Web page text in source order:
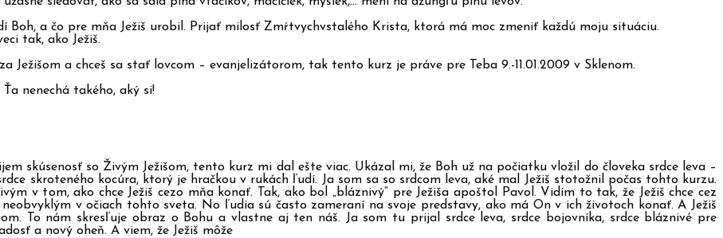
a čo pre mňa Ježiš urobil. Prijať milosť Zmŕtvychvstalého Krista, ktorá má moc zmeniť každú moju situáciu.
tak, ako Ježiš.
Ježišom a chceš sa stať lovcom – evanjelizátorom, tak tento kurz je práve pre Teba 9.-11.01.2009 v Sklenom.
nenechá takého, aký si!
skúsenosť so Živým Ježišom, tento kurz mi dal ešte viac. Ukázal mi, že Boh už na počiatku vložil do človeka srdce leva –
skroteného kocúra, ktorý je hračkou v rukách ľudí. Ja som sa so srdcom leva, aké mal Ježiš stotožnil počas tohto kurzu.
v tom, ako chce Ježiš cezo mňa konať. Tak, ako bol „bláznivý“ pre Ježiša apoštol Pavol. Vidím to tak, že Ježiš chce cez
v očiach tohto sveta. No ľudia sú často zameraní na svoje predstavy, ako má On v ich životoch konať. A Ježiš
To nám skresľuje obraz o Bohu a vlastne aj ten náš. Ja som tu prijal srdce leva, srdce bojovníka, srdce bláznivé pre
a nový oheň. A viem, že Ježiš môže